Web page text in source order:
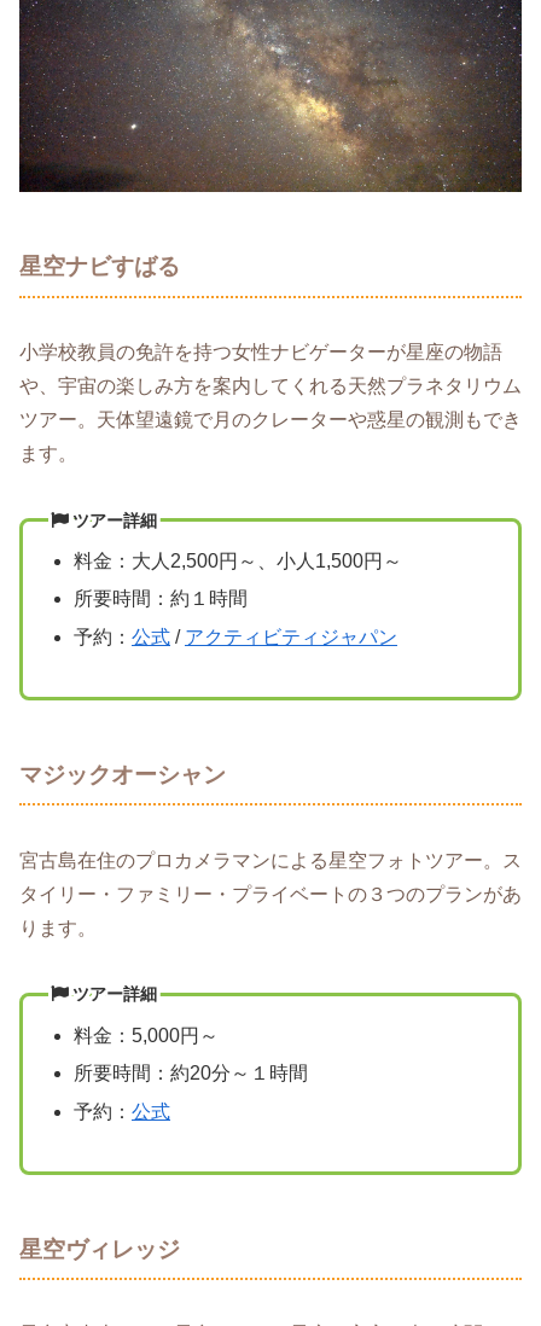
星空ナビすばる
小学校教員の免許を持つ女性ナビゲーターが星座の物語
や、宇宙の楽しみ方を案内してくれる天然プラネタリウム
ツアー。天体望遠鏡で月のクレーターや惑星の観測もでき
ます。
ツアー詳細
料金：大人2,500円～、小人1,500円～
所要時間：約１時間
予約： 公式/ アクティビティジャパン
マジックオーシャン
宮古島在住のプロカメラマンによる星空フォトツアー。ス
タイリー・ファミリー・プライベートの３つのプランがあ
ります。
ツアー詳細
料金：5,000円～
所要時間：約20分～１時間
予約： 公式
星空ヴィレッジ